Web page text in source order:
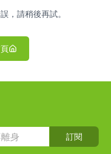
，請稍後再試。
訂閱